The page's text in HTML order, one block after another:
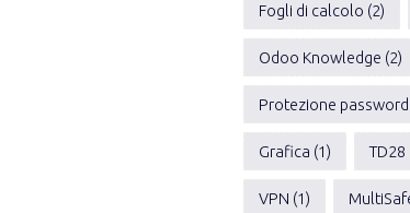
Fogli di calcolo (2)
Odoo Knowledge (2)
Protezione password
Grafica (1) TD28
VPN (1)